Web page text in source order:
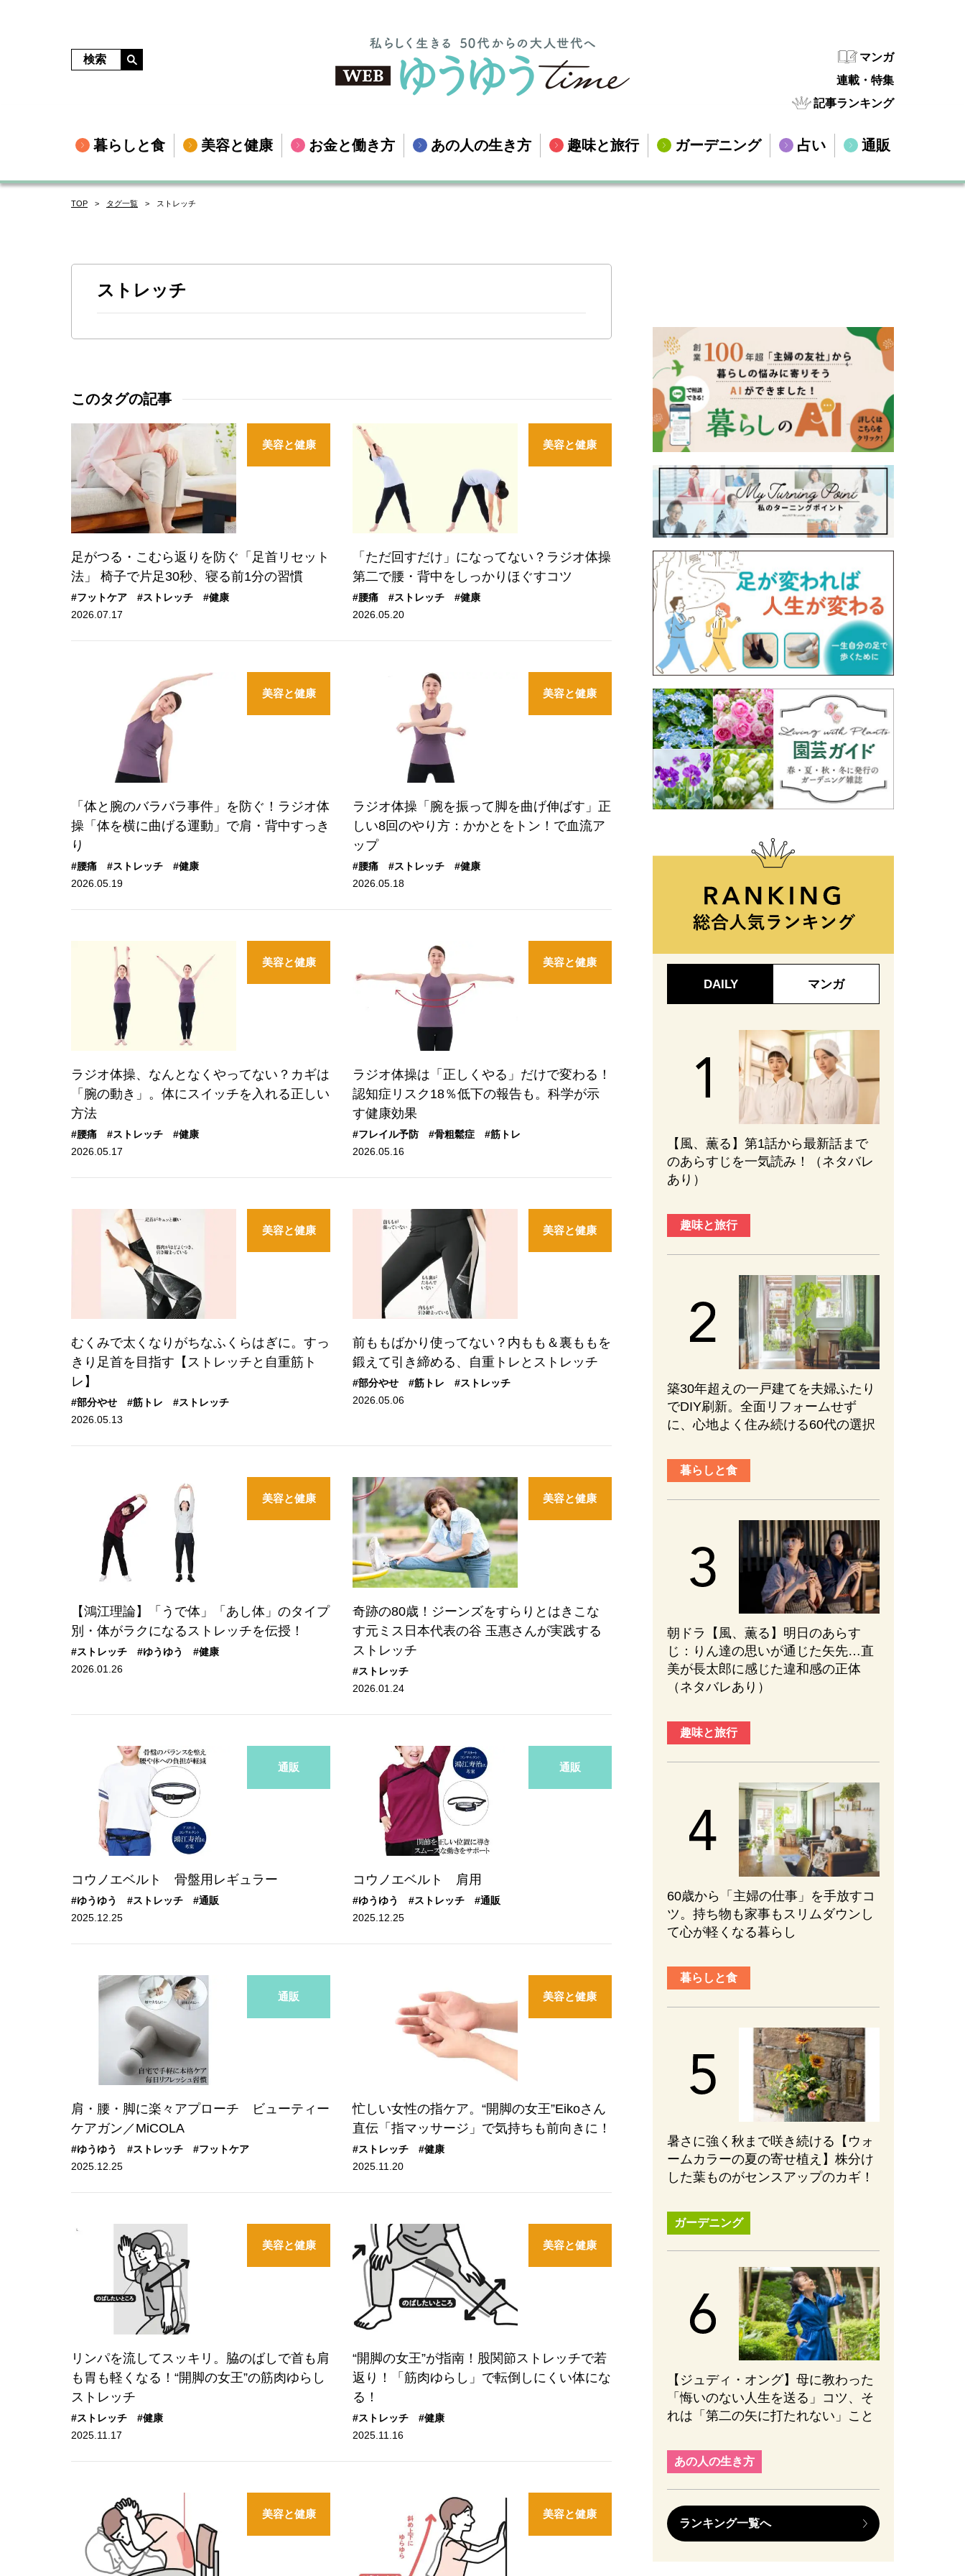
マンガ
連載・特集
記事ランキング
暮らしと食 美容と健康 お金と働き方 あの人の生き方 趣味と旅行 ガーデニング 占い 通販
TOP タグ一覧 ストレッチ
ストレッチ
このタグの記事
美容と健康
足がつる・こむら返りを防ぐ「足首リセット
法」 椅子で片足30秒、寝る前1分の習慣
#フットケア #ストレッチ
#健康
2026.07.17
美容と健康
「ただ回すだけ」になってない？ラジオ体操
第二で腰・背中をしっかりほぐすコツ
#腰痛 #ストレッチ
#健康
2026.05.20
美容と健康
「体と腕のバラバラ事件」を防ぐ！ラジオ体
操「体を横に曲げる運動」で肩・背中すっき
り
#腰痛 #ストレッチ
#健康
2026.05.19
美容と健康
ラジオ体操「腕を振って脚を曲げ伸ばす」正
しい8回のやり方：かかとをトン！で血流ア
ップ
#腰痛 #ストレッチ
#健康
2026.05.18
美容と健康
ラジオ体操、なんとなくやってない？カギは
「腕の動き」。体にスイッチを入れる正しい
方法
#腰痛 #ストレッチ
#健康
2026.05.17
美容と健康
ラジオ体操は「正しくやる」だけで変わる！
認知症リスク18％低下の報告も。科学が示
す健康効果
#フレイル予防 #骨粗鬆症
#筋トレ
2026.05.16
美容と健康
むくみで太くなりがちなふくらはぎに。すっ
きり足首を目指す【ストレッチと自重筋ト
レ】
#部分やせ #筋トレ
#ストレッチ
2026.05.13
美容と健康
前ももばかり使ってない？内もも＆裏ももを
鍛えて引き締める、自重トレとストレッチ
#部分やせ #筋トレ
#ストレッチ
2026.05.06
美容と健康
【鴻江理論】「うで体」「あし体」のタイプ
別・体がラクになるストレッチを伝授！
#ストレッチ #ゆうゆう
#健康
2026.01.26
美容と健康
奇跡の80歳！ジーンズをすらりとはきこな
す元ミス日本代表の谷 玉惠さんが実践する
ストレッチ
#ストレッチ
2026.01.24
通販
コウノエベルト 骨盤用レギュラー
#ゆうゆう #ストレッチ
#通販
2025.12.25
通販
コウノエベルト 肩用
#ゆうゆう #ストレッチ
#通販
2025.12.25
通販
肩・腰・脚に楽々アプローチ ビューティー
ケアガン／MiCOLA
#ゆうゆう #ストレッチ
#フットケア
2025.12.25
美容と健康
忙しい女性の指ケア。“開脚の女王”Eikoさん
直伝「指マッサージ」で気持ちも前向きに！
#ストレッチ
#健康
2025.11.20
美容と健康
リンパを流してスッキリ。脇のばしで首も肩
も胃も軽くなる！“開脚の女王”の筋肉ゆらし
ストレッチ
#ストレッチ
#健康
2025.11.17
美容と健康
“開脚の女王”が指南！股関節ストレッチで若
返り！「筋肉ゆらし」で転倒しにくい体にな
る！
#ストレッチ
#健康
2025.11.16
美容と健康 美容と健康
DAILY マンガ
【風、薫る】第1話から最新話まで
のあらすじを一気読み！（ネタバレ
あり）
趣味と旅行
築30年超えの一戸建てを夫婦ふたり
でDIY刷新。全面リフォームせず
に、心地よく住み続ける60代の選択
暮らしと食
朝ドラ【風、薫る】明日のあらす
じ：​りん達の思いが通じた矢先…直
美が長太郎に感じた違和感の正体
（ネタバレあり）
趣味と旅行
60歳から「主婦の仕事」を手放すコ
ツ。持ち物も家事もスリムダウンし
て心が軽くなる暮らし
暮らしと食
暑さに強く秋まで咲き続ける【ウォ
ームカラーの夏の寄せ植え】株分け
した葉ものがセンスアップのカギ！
ガーデニング
【ジュディ・オング】母に教わった
「悔いのない人生を送る」コツ、そ
れは「第二の矢に打たれない」こと
あの人の生き方
ランキング一覧へ